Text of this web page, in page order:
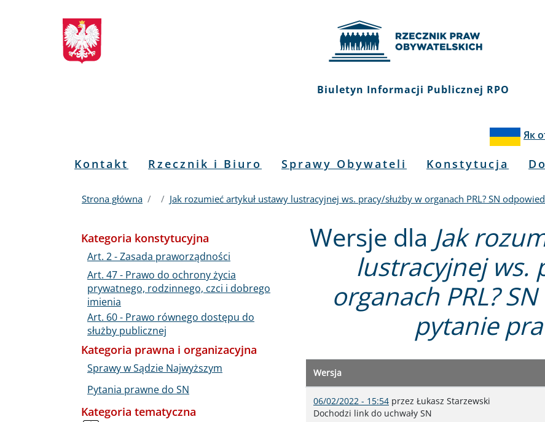
Biuletyn
Informacji
Publicznej
Biuletyn Informacji Publicznej RPO
Як
Menu
Kontakt Rzecznik i Biuro Sprawy Obywateli Konstytucja
Strona główna Jak rozumieć artykuł ustawy lustracyjnej ws. pracy/służby w organach PRL? SN
Wersje dla Jak
lustracyjnej ws.
organach PRL?
pytanie
Wersja
06/02/2022 - 15:54 przez Łukasz Starzewski
Dochodzi link do uchwały SN
Kategoria konstytucyjna
Art. 2 - Zasada praworządności
Art. 47 - Prawo do ochrony życia
prywatnego, rodzinnego, czci i dobrego
imienia
Art. 60 - Prawo równego dostępu do
służby publicznej
Kategoria prawna i organizacyjna
Sprawy w Sądzie Najwyższym
Pytania prawne do SN
Kategoria tematyczna